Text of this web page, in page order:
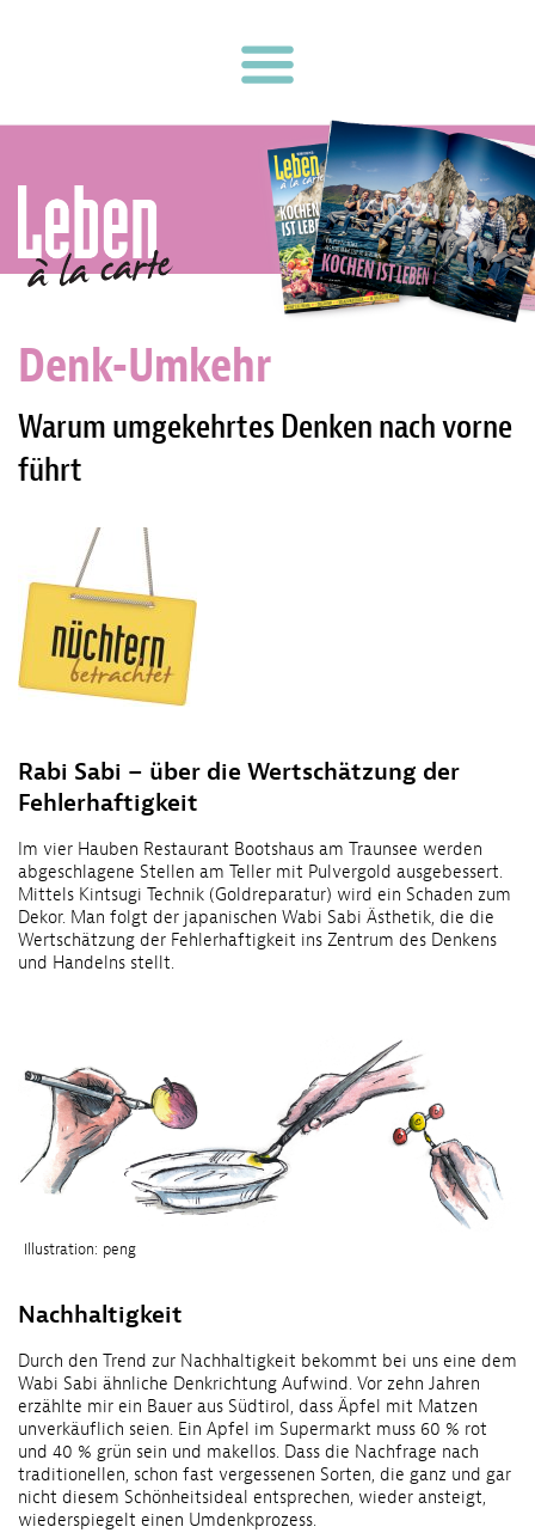
Denk-Umkehr
Warum umgekehrtes Denken nach vorne
führt
Rabi Sabi – über die Wertschätzung der
Fehlerhaftigkeit
Im vier Hauben Restaurant Bootshaus am Traunsee werden
abgeschlagene Stellen am Teller mit Pulvergold ausgebessert.
Mittels Kintsugi Technik (Goldreparatur) wird ein Schaden zum
Dekor. Man folgt der japanischen Wabi Sabi Ästhetik, die die
Wertschätzung der Fehlerhaftigkeit ins Zentrum des Denkens
und Handelns stellt.
Illustration: peng
Nachhaltigkeit
Durch den Trend zur Nachhaltigkeit bekommt bei uns eine dem
Wabi Sabi ähnliche Denkrichtung Aufwind. Vor zehn Jahren
erzählte mir ein Bauer aus Südtirol, dass Äpfel mit Matzen
unverkäuflich seien. Ein Apfel im Supermarkt muss 60 % rot
und 40 % grün sein und makellos. Dass die Nachfrage nach
traditionellen, schon fast vergessenen Sorten, die ganz und gar
nicht diesem Schönheitsideal entsprechen, wieder ansteigt,
wiederspiegelt einen Umdenkprozess.